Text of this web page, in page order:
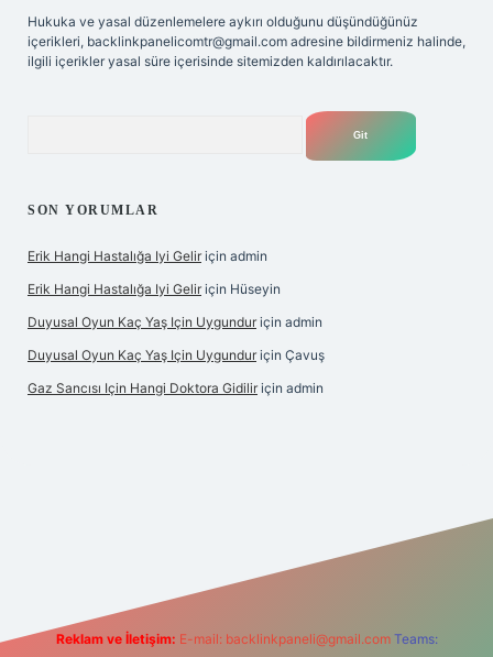
Hukuka ve yasal düzenlemelere aykırı olduğunu düşündüğünüz
içerikleri, backlinkpanelicomtr@gmail.com adresine bildirmeniz halinde,
ilgili içerikler yasal süre içerisinde sitemizden kaldırılacaktır.
SON YORUMLAR
Erik Hangi Hastalığa Iyi Gelir için admin
Erik Hangi Hastalığa Iyi Gelir için Hüseyin
Duyusal Oyun Kaç Yaş Için Uygundur için admin
Duyusal Oyun Kaç Yaş Için Uygundur için Çavuş
Gaz Sancısı Için Hangi Doktora Gidilir için admin
Reklam ve İletişim: E-mail: backlinkpaneli@gmail.com Teams: